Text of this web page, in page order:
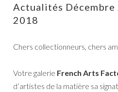
Actualités
2018
Chers collectionneurs, chers
Votre galerie French Arts
d’artistes de la matière sa